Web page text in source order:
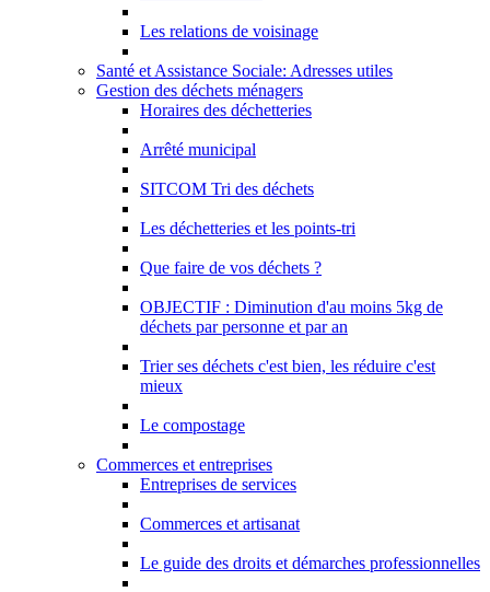
Les relations de voisinage
Santé et Assistance Sociale: Adresses utiles
Gestion des déchets ménagers
Horaires des déchetteries
Arrêté municipal
SITCOM Tri des déchets
Les déchetteries et les points-tri
Que faire de vos déchets ?
OBJECTIF : Diminution d'au moins 5kg de
déchets par personne et par an
Trier ses déchets c'est bien, les réduire c'est
mieux
Le compostage
Commerces et entreprises
Entreprises de services
Commerces et artisanat
Le guide des droits et démarches professionnelles